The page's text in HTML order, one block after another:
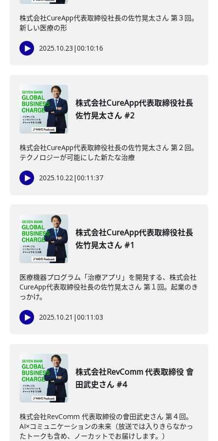
株式会社CureApp代表取締役社長の佐竹晃太さん 第３回。
新しい医療の形
2025.10.23 |00:10:16
株式会社CureApp代表取締役社長
佐竹晃太さん #2
株式会社CureApp代表取締役社長の佐竹晃太さん 第２回。
テクノロジーが可能にした新たな治療
2025.10.22|00:11:37
株式会社CureApp代表取締役社長
佐竹晃太さん #1
医療機器プログラム「治療アプリ」を開発する、株式会社
CureApp代表取締役社長の佐竹晃太さん 第１回。起業のき
っかけ。
2025.10.21 |00:11:03
株式会社RevComm 代表取締役 會
田武史さん #4
株式会社RevComm 代表取締役の會田武史さん 第４回。
AI×コミュニケーションの未来（放送では入りきらなかっ
たトークも含め、ノーカットでお届けします。）